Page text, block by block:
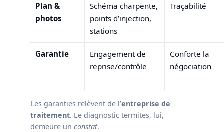
Plan &
photos
Schéma charpente,
points d’injection,
stations
Traçabilité
Garantie
Engagement de
reprise/contrôle
Conforte la
négociation
Les garanties relèvent de l’entreprise de
traitement. Le diagnostic termites, lui,
demeure un constat.